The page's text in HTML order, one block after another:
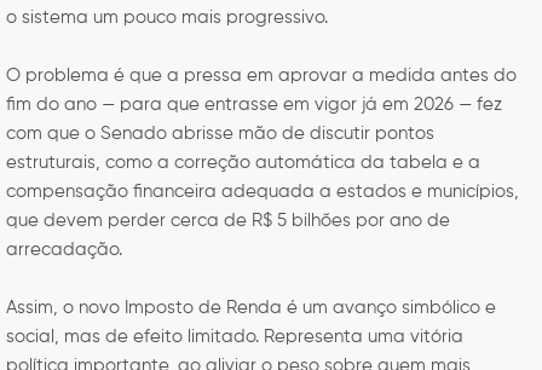
o sistema um pouco mais progressivo.
O problema é que a pressa em aprovar a medida antes do
fim do ano — para que entrasse em vigor já em 2026 — fez
com que o Senado abrisse mão de discutir pontos
estruturais, como a correção automática da tabela e a
compensação financeira adequada a estados e municípios,
que devem perder cerca de R$ 5 bilhões por ano de
arrecadação.
Assim, o novo Imposto de Renda é um avanço simbólico e
social, mas de efeito limitado. Representa uma vitória
política importante, ao aliviar o peso sobre quem mais